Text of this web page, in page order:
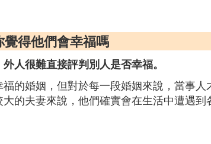
得他們會幸福嗎
人很難直接評判別人是否幸福。
的婚姻，但對於每一段婚姻來說，當事
的夫妻來說，他們確實會在生活中遭遇